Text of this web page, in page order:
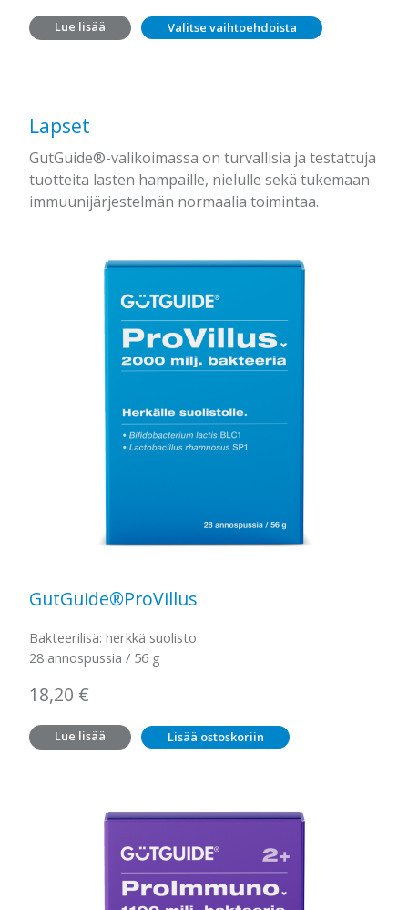
Lue lisää Valitse vaihtoehdoista
Lapset
GutGuide®-valikoimassa on turvallisia ja testattuja
tuotteita lasten hampaille, nielulle sekä tukemaan
immuunijärjestelmän normaalia toimintaa.
GutGuide®ProVillus
Bakteerilisä: herkkä suolisto
28 annospussia / 56 g
18,20 €
Lue lisää Lisää ostoskoriin